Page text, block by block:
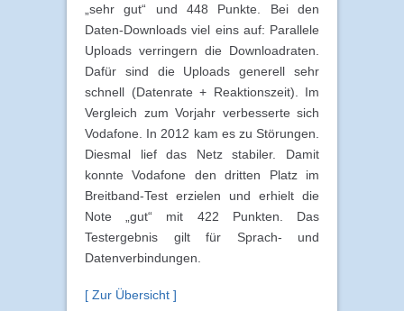
„sehr gut“ und 448 Punkte. Bei den
Daten-Downloads viel eins auf: Parallele
Uploads verringern die Downloadraten.
Dafür sind die Uploads generell sehr
schnell (Datenrate + Reaktionszeit). Im
Vergleich zum Vorjahr verbesserte sich
Vodafone. In 2012 kam es zu Störungen.
Diesmal lief das Netz stabiler. Damit
konnte Vodafone den dritten Platz im
Breitband-Test erzielen und erhielt die
Note „gut“ mit 422 Punkten. Das
Testergebnis gilt für Sprach- und
Datenverbindungen.
[ Zur Übersicht ]